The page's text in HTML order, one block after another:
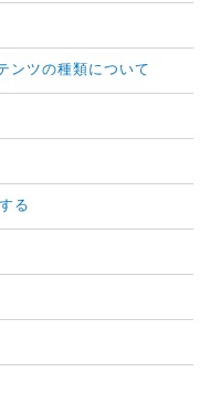
ンツの種類について
る